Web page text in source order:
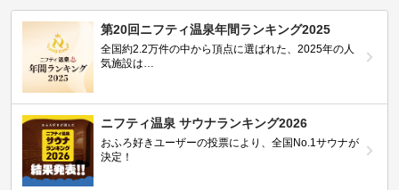
第20回ニフティ温泉年間ランキング2025
全国約2.2万件の中から頂点に選ばれた、2025年の人
気施設は…
ニフティ温泉 サウナランキング2026
おふろ好きユーザーの投票により、全国No.1サウナが
決定！